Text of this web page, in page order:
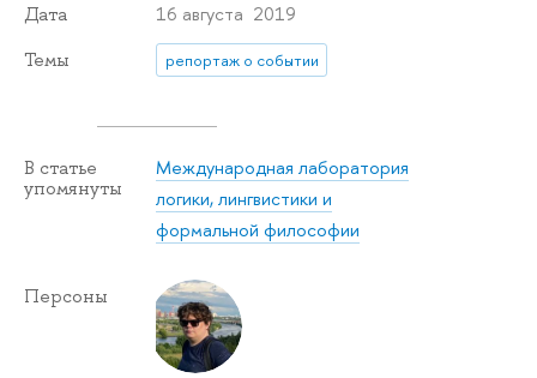
Дата 16 августа 2019
Темы репортаж о событии
В статье
упомянуты
Международная лаборатория
логики, лингвистики и
формальной философии
Персоны